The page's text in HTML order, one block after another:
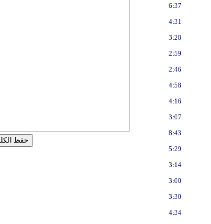
6:37
4:31
3:28
2:59
2:46
4:58
4:16
3:07
8:43
5:29
3:14
3:00
3:30
4:34